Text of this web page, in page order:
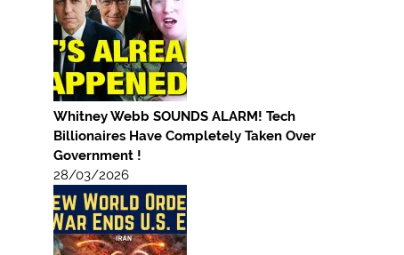
Whitney Webb SOUNDS ALARM! Tech
Billionaires Have Completely Taken Over
Government !
28/03/2026